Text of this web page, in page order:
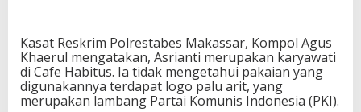
Kasat Reskrim Polrestabes Makassar, Kompol Agus
Khaerul mengatakan, Asrianti merupakan karyawati
di Cafe Habitus. Ia tidak mengetahui pakaian yang
digunakannya terdapat logo palu arit, yang
merupakan lambang Partai Komunis Indonesia (PKI).